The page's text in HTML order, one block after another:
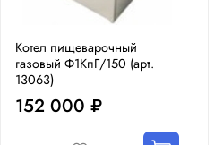
Котел пищеварочный
газовый Ф1КпГ/150 (арт.
13063)
152 000 ₽